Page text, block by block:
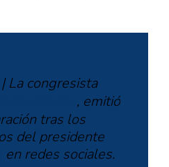
| La congresista
, emitió
tras los
del presidente
en redes sociales.